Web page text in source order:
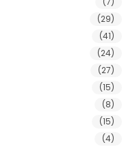
(29)
(41)
(24)
(27)
(15)
(8)
(15)
(4)